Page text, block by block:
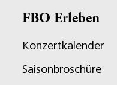
FBO Erleben
Konzertkalender
Saisonbroschüre